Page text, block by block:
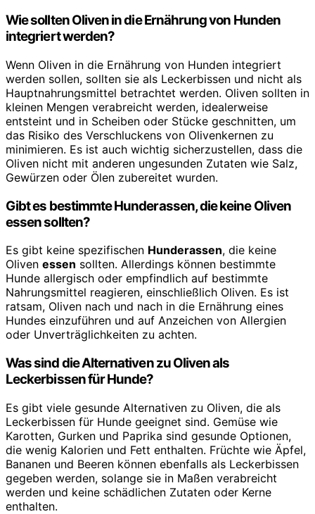
Wie sollten Oliven in die Ernährung von Hunden
integriert werden?
Wenn Oliven in die Ernährung von Hunden integriert
werden sollen, sollten sie als Leckerbissen und nicht als
Hauptnahrungsmittel betrachtet werden. Oliven sollten in
kleinen Mengen verabreicht werden, idealerweise
entsteint und in Scheiben oder Stücke geschnitten, um
das Risiko des Verschluckens von Olivenkernen zu
minimieren. Es ist auch wichtig sicherzustellen, dass die
Oliven nicht mit anderen ungesunden Zutaten wie Salz,
Gewürzen oder Ölen zubereitet wurden.
Gibt es bestimmte Hunderassen, die keine Oliven
essen sollten?
Es gibt keine spezifischen Hunderassen, die keine
Oliven essen sollten. Allerdings können bestimmte
Hunde allergisch oder empfindlich auf bestimmte
Nahrungsmittel reagieren, einschließlich Oliven. Es ist
ratsam, Oliven nach und nach in die Ernährung eines
Hundes einzuführen und auf Anzeichen von Allergien
oder Unverträglichkeiten zu achten.
Was sind die Alternativen zu Oliven als
Leckerbissen für Hunde?
Es gibt viele gesunde Alternativen zu Oliven, die als
Leckerbissen für Hunde geeignet sind. Gemüse wie
Karotten, Gurken und Paprika sind gesunde Optionen,
die wenig Kalorien und Fett enthalten. Früchte wie Äpfel,
Bananen und Beeren können ebenfalls als Leckerbissen
gegeben werden, solange sie in Maßen verabreicht
werden und keine schädlichen Zutaten oder Kerne
enthalten.